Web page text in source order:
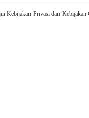
Kebijakan Privasi dan Kebijakan